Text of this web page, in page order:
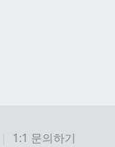
1:1 문의하기